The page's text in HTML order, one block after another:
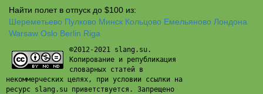
Найти полет в отпуск до $100 из:
Шереметьево Пулково Минск Кольцово Емельяново Лондона
Warsaw Oslo Berlin Riga
©2012-2021 slang.su.
Копирование и републикация
словарных статей в
некоммерческих целях, при условии ссылки на
ресурс slang.su приветствуется. Запрещено